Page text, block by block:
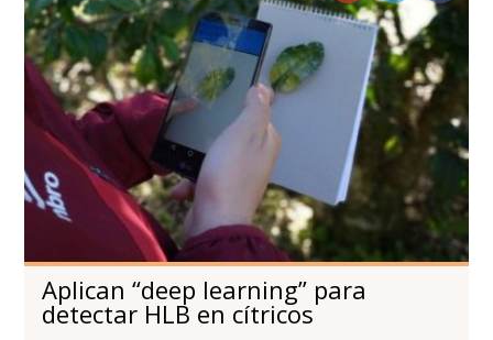
Aplican “deep learning” para
detectar HLB en cítricos